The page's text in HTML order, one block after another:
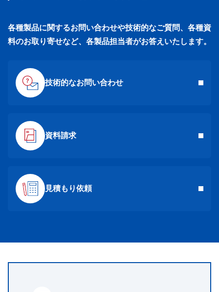
各種製品に関するお問い合わせや技術的なご質問、各種資
料のお取り寄せなど、各製品担当者がお答えいたします。
技術的なお問い合わせ
資料請求
見積もり依頼